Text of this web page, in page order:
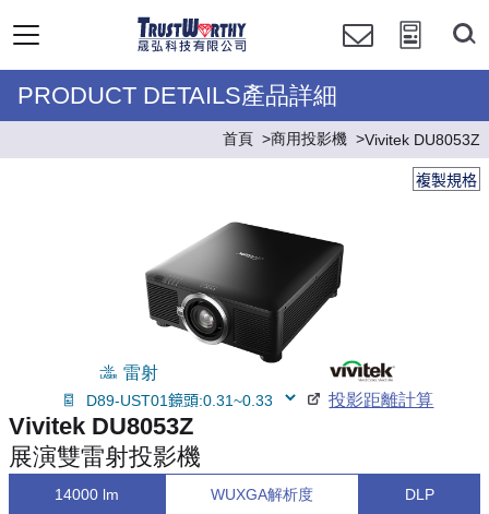
PRODUCT DETAILS產品詳細
首頁 商用投影機 Vivitek DU8053Z
複製規格
雷射
投影距離計算
Vivitek DU8053Z
展演雙雷射投影機
14000 lm WUXGA解析度
DLP